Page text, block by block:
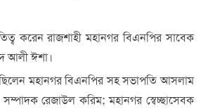
করেন রাজশাহী মহানগর বিএনপির সাবেক
আলী ঈশা।
মহানগর বিএনপির সহ সভাপতি আসলাম
রেজাউল করিম; মহানগর স্বেচ্ছাসেবক